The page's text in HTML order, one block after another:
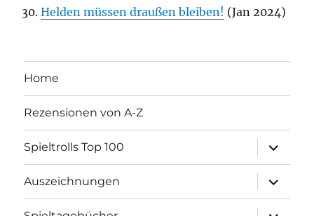
Helden müssen draußen bleiben! (Jan 2024)
Home
Rezensionen von A-Z
Spieltrolls Top 100
öffnen
Auszeichnungen
öffnen